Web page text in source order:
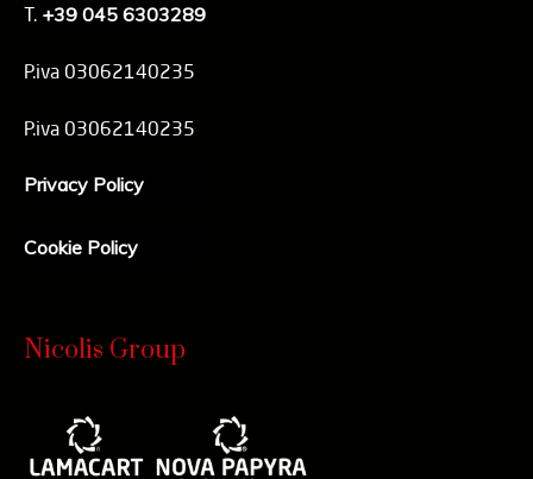
T. +39 045 6303289
P.iva 03062140235
P.iva 03062140235
Privacy Policy
Cookie Policy
Nicolis Group